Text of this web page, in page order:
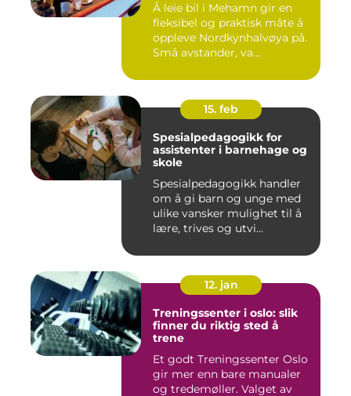
Å leie bil i Mehamn gir en
fleksibel og praktisk måte å
oppleve Nordkynhalvøya på.
Små avstander, va...
15. feb
Spesialpedagogikk for
assistenter i barnehage og
skole
Spesialpedagogikk handler
om å gi barn og unge med
ulike vansker mulighet til å
lære, trives og utvi...
12. jan
Treningssenter i oslo: slik
finner du riktig sted å
trene
Et godt Treningssenter Oslo
gir mer enn bare manualer
og tredemøller. Valget av